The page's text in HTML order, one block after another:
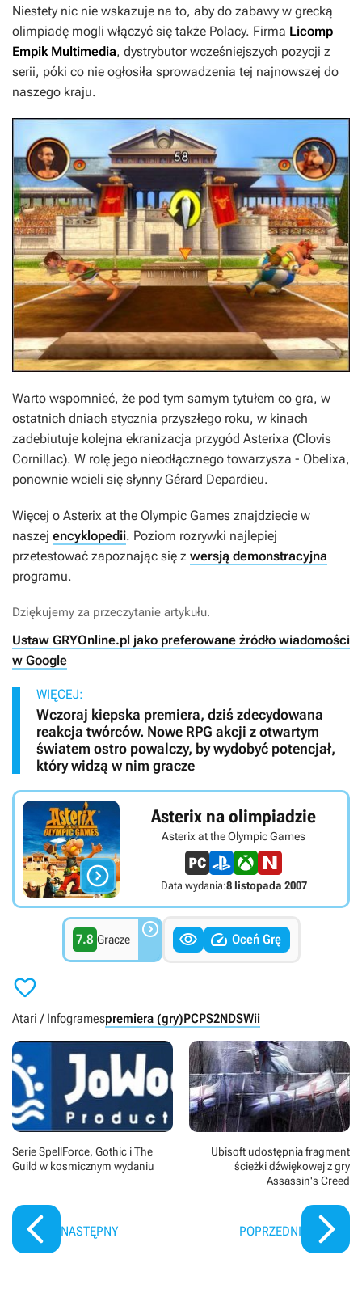
Niestety nic nie wskazuje na to, aby do zabawy w grecką
olimpiadę mogli włączyć się także Polacy. Firma Licomp
Empik Multimedia, dystrybutor wcześniejszych pozycji z
serii, póki co nie ogłosiła sprowadzenia tej najnowszej do
naszego kraju.
Warto wspomnieć, że pod tym samym tytułem co gra, w
ostatnich dniach stycznia przyszłego roku, w kinach
zadebiutuje kolejna ekranizacja przygód Asterixa (Clovis
Cornillac). W rolę jego nieodłącznego towarzysza - Obelixa,
ponownie wcieli się słynny Gérard Depardieu.
Więcej o Asterix at the Olympic Games znajdziecie w
naszej encyklopedii. Poziom rozrywki najlepiej
przetestować zapoznając się z wersją demonstracyjna
programu.
Dziękujemy za przeczytanie artykułu.
Ustaw GRYOnline.pl jako preferowane źródło wiadomości
w Google
WIĘCEJ:
Wczoraj kiepska premiera, dziś zdecydowana
reakcja twórców. Nowe RPG akcji z otwartym
światem ostro powalczy, by wydobyć potencjał,
który widzą w nim gracze

Asterix na olimpiadzie
Asterix at the Olympic Games
Data wydania:8 listopada 2007
7.8 Gracze    Oceń Grę

Atari / Infogramespremiera (gry)PCPS2NDSWii
Serie SpellForce, Gothic i The
Guild w kosmicznym wydaniu
NASTĘPNY
Ubisoft udostępnia fragment
ścieżki dźwiękowej z gry
Assassin's Creed
POPRZEDNI